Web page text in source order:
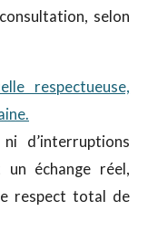
selon
respectueuse,
d’interruptions
échange réel,
respect total de